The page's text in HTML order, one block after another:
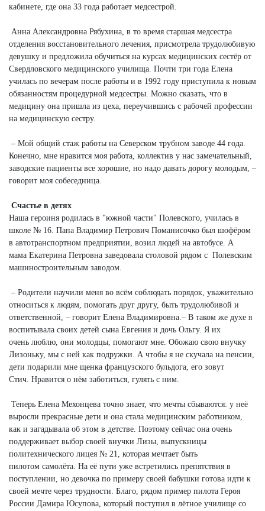
кабинете, где она 33 года работает медсестрой.
Анна Александровна Рябухина, в то время старшая медсестра
отделения восстановительного лечения, присмотрела трудолюбивую
девушку и предложила обучиться на курсах медицинских сестёр от
Свердловского медицинского училища. Почти три года Елена
училась по вечерам после работы и в 1992 году приступила к новым
обязанностям процедурной медсестры. Можно сказать, что в
медицину она пришла из цеха, переучившись с рабочей профессии
на медицинскую сестру.
– Мой общий стаж работы на Северском трубном заводе 44 года.
Конечно, мне нравится моя работа, коллектив у нас замечательный,
заводские пациенты все хорошие, но надо давать дорогу молодым, –
говорит моя собеседница.
Счастье в детях
Наша героиня родилась в "южной части" Полевского, училась в
школе № 16. Папа Владимир Петрович Поманисочко был шофёром
в автотранспортном предприятии, возил людей на автобусе. А
мама Екатерина Петровна заведовала столовой рядом с Полевским
машиностроительным заводом.
– Родители научили меня во всём соблюдать порядок, уважительно
относиться к людям, помогать друг другу, быть трудолюбивой и
ответственной, – говорит Елена Владимировна.– В таком же духе я
воспитывала своих детей сына Евгения и дочь Ольгу. Я их
очень люблю, они молодцы, помогают мне. Обожаю свою внучку
Лизоньку, мы с ней как подружки. А чтобы я не скучала на пенсии,
дети подарили мне щенка французского бульдога, его зовут
Стич. Нравится о нём заботиться, гулять с ним.
Теперь Елена Мехонцева точно знает, что мечты сбываются: у неё
выросли прекрасные дети и она стала медицинским работником,
как и загадывала об этом в детстве. Поэтому сейчас она очень
поддерживает выбор своей внучки Лизы, выпускницы
политехнического лицея № 21, которая мечтает быть
пилотом самолёта. На её пути уже встретились препятствия в
поступлении, но девочка по примеру своей бабушки готова идти к
своей мечте через трудности. Благо, рядом пример пилота Героя
России Дамира Юсупова, который поступил в лётное училище со